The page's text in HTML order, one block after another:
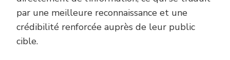
par une meilleure reconnaissance et une
crédibilité renforcée auprès de leur public
cible.